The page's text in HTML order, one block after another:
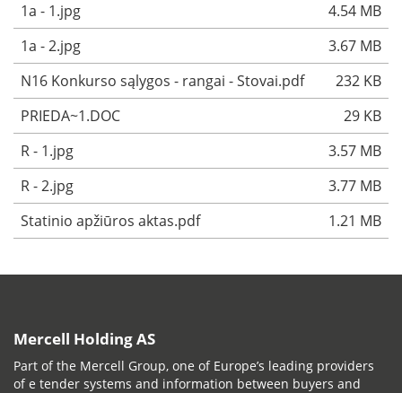
1a - 1.jpg
4.54 MB
1a - 2.jpg
3.67 MB
N16 Konkurso sąlygos - rangai - Stovai.pdf
232 KB
PRIEDA~1.DOC
29 KB
R - 1.jpg
3.57 MB
R - 2.jpg
3.77 MB
Statinio apžiūros aktas.pdf
1.21 MB
Mercell Holding AS
Part of the Mercell Group, one of Europe’s leading providers
of e tender systems and information between buyers and